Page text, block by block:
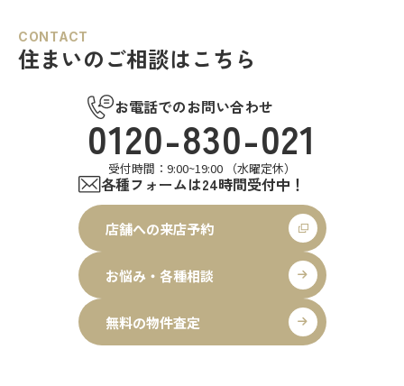
CONTACT
住まいのご相談はこちら
お電話でのお問い合わせ
0120-830-021
受付時間：9:00~19:00 （水曜定休）
各種フォームは24時間受付中！
店舗への来店予約
お悩み・各種相談
無料の物件査定